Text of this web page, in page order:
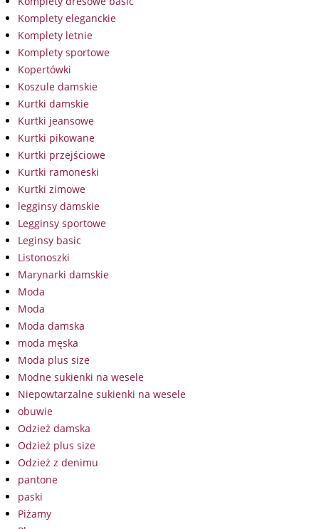
Komplety eleganckie
Komplety letnie
Komplety sportowe
Kopertówki
Koszule damskie
Kurtki damskie
Kurtki jeansowe
Kurtki pikowane
Kurtki przejściowe
Kurtki ramoneski
Kurtki zimowe
legginsy damskie
Legginsy sportowe
Leginsy basic
Listonoszki
Marynarki damskie
Moda
Moda
Moda damska
moda męska
Moda plus size
Modne sukienki na wesele
Niepowtarzalne sukienki na wesele
obuwie
Odzież damska
Odzież plus size
Odzież z denimu
pantone
paski
Piżamy